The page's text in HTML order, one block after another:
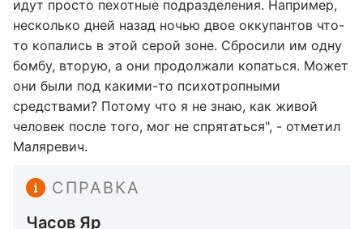
идут просто пехотные подразделения. Например,
несколько дней назад ночью двое оккупантов что-
то копались в этой серой зоне. Сбросили им одну
бомбу, вторую, а они продолжали копаться. Может
они были под какими-то психотропными
средствами? Потому что я не знаю, как живой
человек после того, мог не спрятаться", - отметил
Маляревич.
СПРАВКА
Часов Яр